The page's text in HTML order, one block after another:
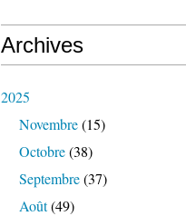
Archives
2025
Novembre(15)
Octobre(38)
Septembre(37)
Août(49)